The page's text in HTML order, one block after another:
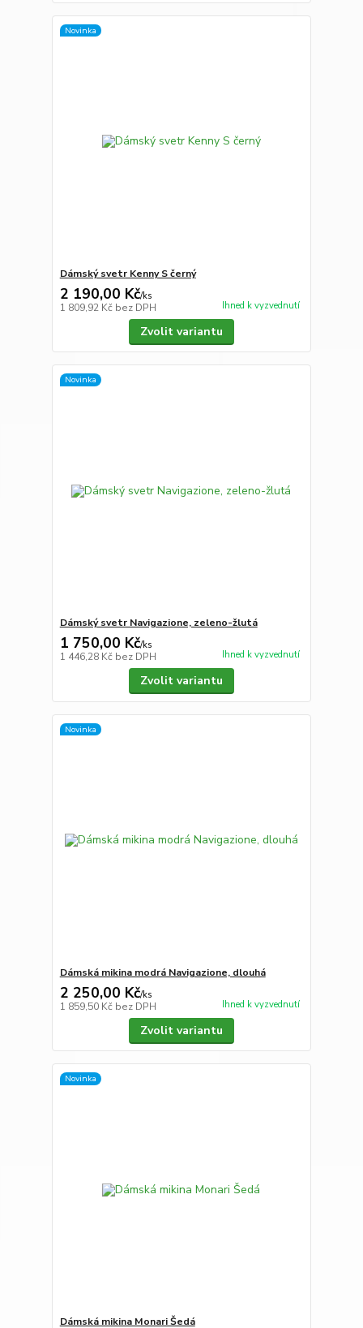
Novinka
Dámský svetr Kenny S černý
2 190,00 Kč/ks
1 809,92 Kč bez DPH Ihned k vyzvednutí
Zvolit variantu
Novinka
Dámský svetr Navigazione, zeleno-žlutá
1 750,00 Kč/ks
1 446,28 Kč bez DPH Ihned k vyzvednutí
Zvolit variantu
Novinka
Dámská mikina modrá Navigazione, dlouhá
2 250,00 Kč/ks
1 859,50 Kč bez DPH Ihned k vyzvednutí
Zvolit variantu
Novinka
Dámská mikina Monari Šedá